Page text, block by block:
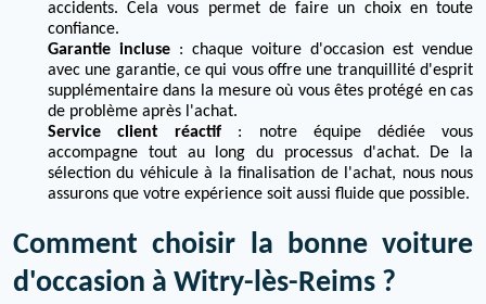
accidents. Cela vous permet de faire un choix en toute
confiance.
Garantie incluse : chaque voiture d'occasion est vendue
avec une garantie, ce qui vous offre une tranquillité d'esprit
supplémentaire dans la mesure où vous êtes protégé en cas
de problème après l'achat.
Service client réactif : notre équipe dédiée vous
accompagne tout au long du processus d'achat. De la
sélection du véhicule à la finalisation de l'achat, nous nous
assurons que votre expérience soit aussi fluide que possible.
Comment choisir la bonne voiture
d'occasion à Witry-lès-Reims ?